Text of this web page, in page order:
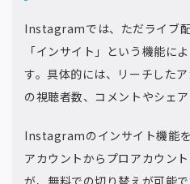
Instagramでは、ただライブ配
「インサイト」という機能に
す。具体的には、リーチした
の視聴者数、コメントやシェ
Instagramのインサイト機能
アカウントからプロアカウン